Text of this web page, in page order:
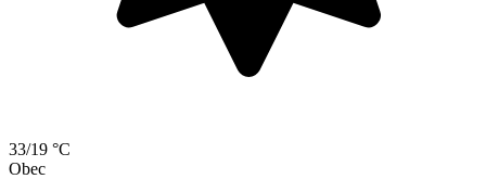
33/19 °C
Obec